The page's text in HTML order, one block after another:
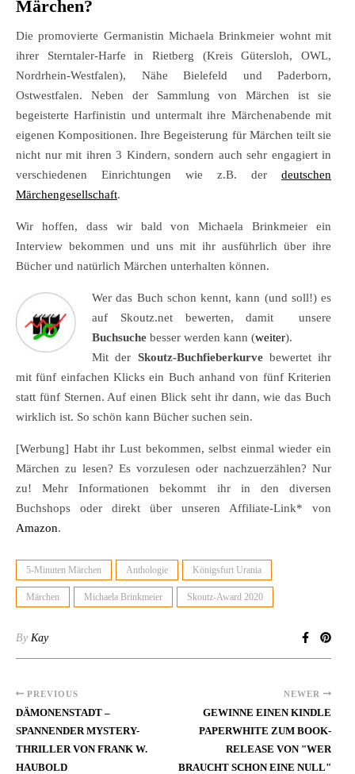
Märchen?
Die promovierte Germanistin Michaela Brinkmeier wohnt mit
ihrer Sterntaler-Harfe in Rietberg (Kreis Gütersloh, OWL,
Nordrhein-Westfalen), Nähe Bielefeld und Paderborn,
Ostwestfalen. Neben der Sammlung von Märchen ist sie
begeisterte Harfinistin und untermalt ihre Märchenabende mit
eigenen Kompositionen. Ihre Begeisterung für Märchen teilt sie
nicht nur mit ihren 3 Kindern, sondern auch sehr engagiert in
verschiedenen Einrichtungen wie z.B. der deutschen
Märchengesellschaft.
Wir hoffen, dass wir bald von Michaela Brinkmeier ein
Interview bekommen und uns mit ihr ausführlich über ihre
Bücher und natürlich Märchen unterhalten können.
Wer das Buch schon kennt, kann (und soll!) es
auf Skoutz.net bewerten, damit unsere
Buchsuche besser werden kann (weiter).
Mit der Skoutz-Buchfieberkurvebewertet ihr
mit fünf einfachen Klicks ein Buch anhand von fünf Kriterien
statt fünf Sternen. Auf einen Blick seht ihr dann, wie das Buch
wirklich ist. So schön kann Bücher suchen sein.
[Werbung] Habt ihr Lust bekommen, selbst einmal wieder ein
Märchen zu lesen? Es vorzulesen oder nachzuerzählen? Nur
zu! Mehr Informationen bekommt ihr in den diversen
Buchshops oder direkt über unseren Affiliate-Link* von
Amazon.
5-Minuten Märchen Anthologie Königsfurt Urania
Märchen Michaela Brinkmeier Skoutz-Award 2020
By Kay
PREVIOUS
DÄMONENSTADT –
SPANNENDER MYSTERY-
THRILLER VON FRANK W.
HAUBOLD
NEWER
GEWINNE EINEN KINDLE
PAPERWHITE ZUM BOOK-
RELEASE VON "WER
BRAUCHT SCHON EINE NULL"